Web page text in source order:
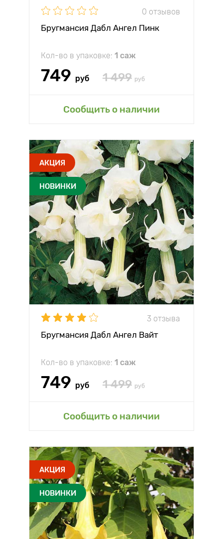
0 отзывов
Бругмансия Дабл Ангел Пинк
Кол-во в упаковке: 1 саж
749 руб 1 499 руб
Сообщить о наличии
АКЦИЯ
НОВИНКИ
3 отзыва
Бругмансия Дабл Ангел Вайт
Кол-во в упаковке: 1 саж
749 руб 1 499 руб
Сообщить о наличии
АКЦИЯ
НОВИНКИ